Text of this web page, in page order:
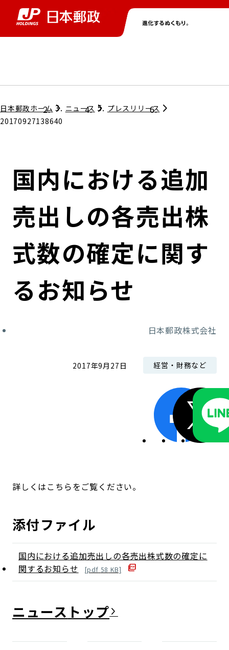
グループ情報トップ
コンプライアンス
ガバナンス
ローカル共創イニシアティブ
関連事業
株主・投資家情報トップ
個人投資家のみなさまへ
株式情報
IRカレンダー
ニューストップ
サステナビリティトップ
担当役員メッセージ
サステナビリティマネジメント
社会
採用情報トップ
日本郵政ホーム ニュース
プレスリリース
20170927138640
国内における追加
売出しの各売出株
式数の確定に関す
るお知らせ
日本郵政株式会社
2017年9月27日 経営・財務など
詳しくはこちらをご覧ください。
添付ファイル
国内における追加売出しの各売出株式数の確定に
関するお知らせ
[pdf 58 KB]
ニュース